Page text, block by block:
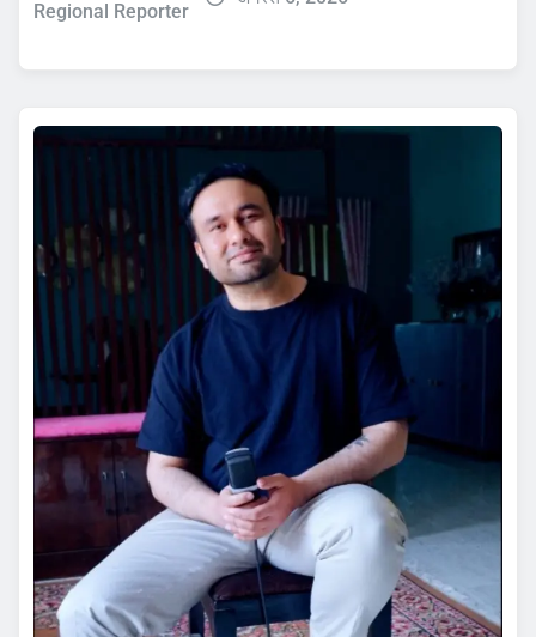
Regional Reporter